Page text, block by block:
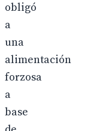
obligó
a
una
alimentación
forzosa
a
base